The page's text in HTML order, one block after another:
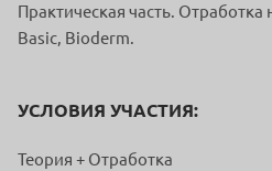
Практическая часть.
Basic, Bioderm.
УСЛОВИЯ УЧАСТИЯ:
Теория + Отработка